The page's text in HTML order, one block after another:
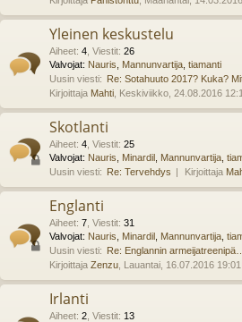
Yleinen keskustelu
Aiheet: 4 Viestit: 26
Valvojat: Nauris Mannunvartija tiamanti
Uusin viesti: Re: Sotahuuto 2017? Kuka?
Kirjoittaja Mahti , Keskiviikko, 24.08.2016
Skotlanti
Aiheet: 4 Viestit: 25
Valvojat: Nauris Minardil Mannunvartija
Uusin viesti: Re: Tervehdys Kirjoittaja
Englanti
Aiheet: 7 Viestit: 31
Valvojat: Nauris Minardil Mannunvartija
Uusin viesti: Re: Englannin armeijatreenipä…
Kirjoittaja Zenzu , Lauantai, 16.07.2016 19:01
Irlanti
Aiheet: 2 Viestit: 13